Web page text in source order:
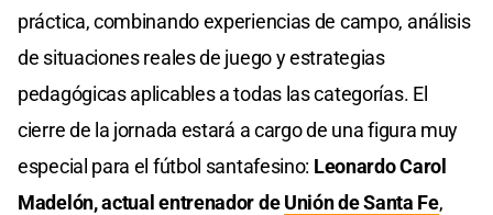
práctica, combinando experiencias de campo, análisis
de situaciones reales de juego y estrategias
pedagógicas aplicables a todas las categorías. El
cierre de la jornada estará a cargo de una figura muy
especial para el fútbol santafesino: Leonardo Carol
Madelón, actual entrenador deUnión de Santa Fe,